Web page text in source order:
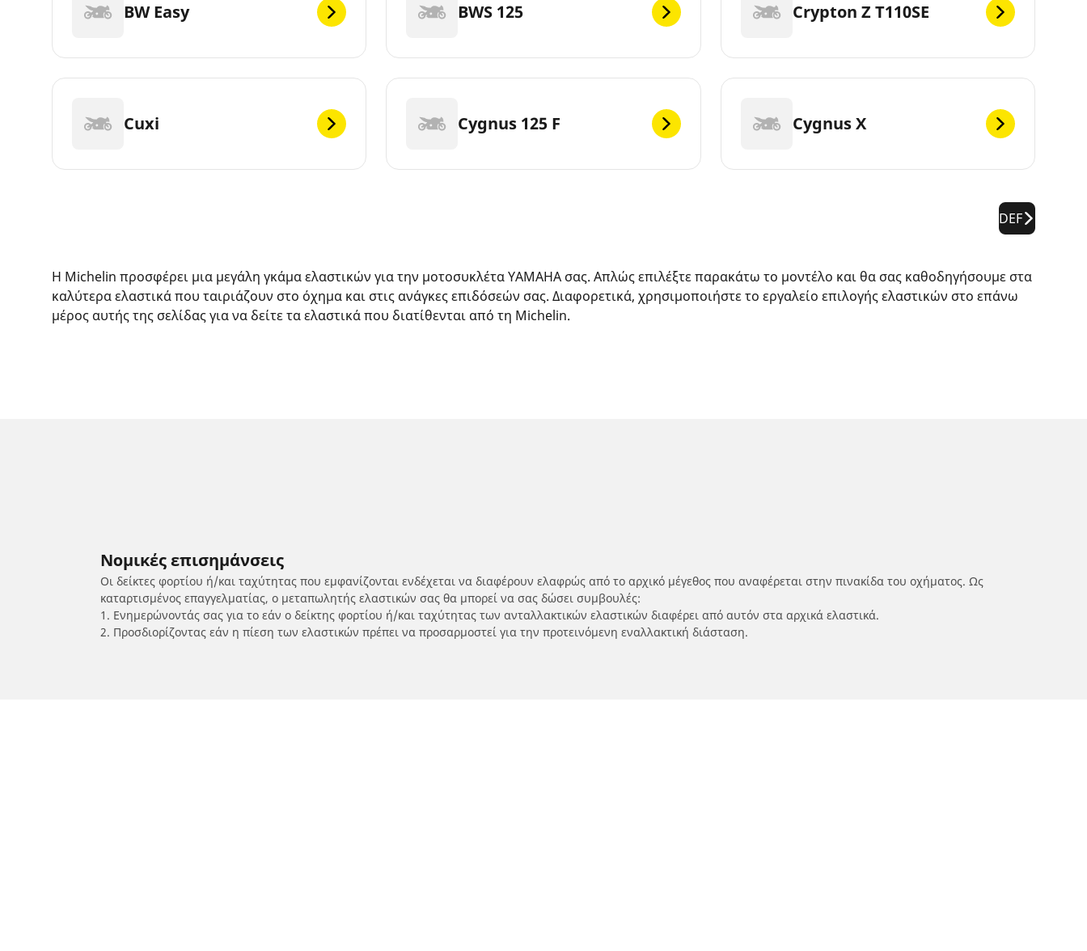
BW Easy BWS 125 Crypton Z T110SE
Cuxi Cygnus 125 F Cygnus X
DEF
Η Michelin προσφέρει μια μεγάλη γκάμα ελαστικών για την μοτοσυκλέτα YAMAHA σας. Απλώς επιλέξτε παρακάτω το μοντέλο και θα σας καθοδηγήσουμε στα
καλύτερα ελαστικά που ταιριάζουν στο όχημα και στις ανάγκες επιδόσεών σας. Διαφορετικά, χρησιμοποιήστε το εργαλείο επιλογής ελαστικών στο επάνω
μέρος αυτής της σελίδας για να δείτε τα ελαστικά που διατίθενται από τη Michelin.
Νομικές επισημάνσεις
Οι δείκτες φορτίου ή/και ταχύτητας που εμφανίζονται ενδέχεται να διαφέρουν ελαφρώς από το αρχικό μέγεθος που αναφέρεται στην πινακίδα του οχήματος. Ως
καταρτισμένος επαγγελματίας, ο μεταπωλητής ελαστικών σας θα μπορεί να σας δώσει συμβουλές:
1. Ενημερώνοντάς σας για το εάν ο δείκτης φορτίου ή/και ταχύτητας των ανταλλακτικών ελαστικών διαφέρει από αυτόν στα αρχικά ελαστικά.
2. Προσδιορίζοντας εάν η πίεση των ελαστικών πρέπει να προσαρμοστεί για την προτεινόμενη εναλλακτική διάσταση.